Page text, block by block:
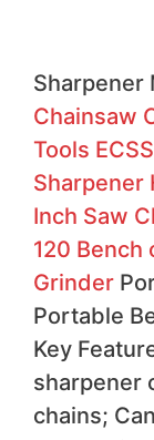
Sharpener
Chainsaw
Tools
Sharpener
Inch Saw
120 Bench
Grinder
Portable
Key
sharpener
chains;